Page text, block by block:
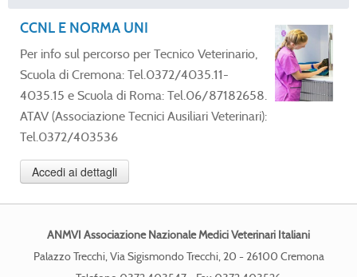
CCNL E NORMA UNI
Per info sul percorso per Tecnico Veterinario,
Scuola di Cremona: Tel.0372/4035.11-
4035.15 e Scuola di Roma: Tel.06/87182658.
ATAV (Associazione Tecnici Ausiliari Veterinari):
Tel.0372/403536
Accedi ai dettagli
ANMVI Associazione Nazionale Medici Veterinari Italiani
Palazzo Trecchi, Via Sigismondo Trecchi, 20 - 26100 Cremona